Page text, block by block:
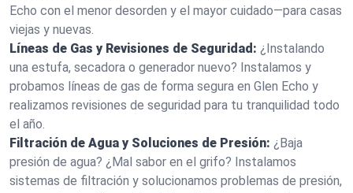
Echo con el menor desorden y el mayor cuidado—para casas
viejas y nuevas.
Líneas de Gas y Revisiones de Seguridad: ¿Instalando
una estufa, secadora o generador nuevo? Instalamos y
probamos líneas de gas de forma segura en Glen Echo y
realizamos revisiones de seguridad para tu tranquilidad todo
el año.
Filtración de Agua y Soluciones de Presión: ¿Baja
presión de agua? ¿Mal sabor en el grifo? Instalamos
sistemas de filtración y solucionamos problemas de presión,